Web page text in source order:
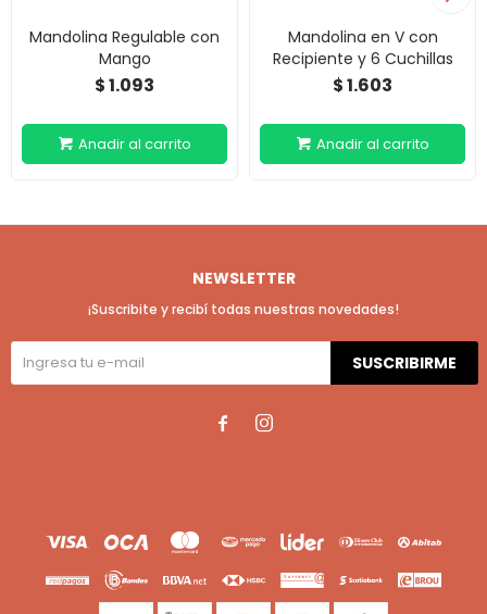
Mandolina Regulable con
Mango
$1.093
Mandolina en V con
Recipiente y 6 Cuchillas
$1.603
NEWSLETTER
¡Suscribite y recibí todas nuestras novedades!
SUSCRIBIRME
 